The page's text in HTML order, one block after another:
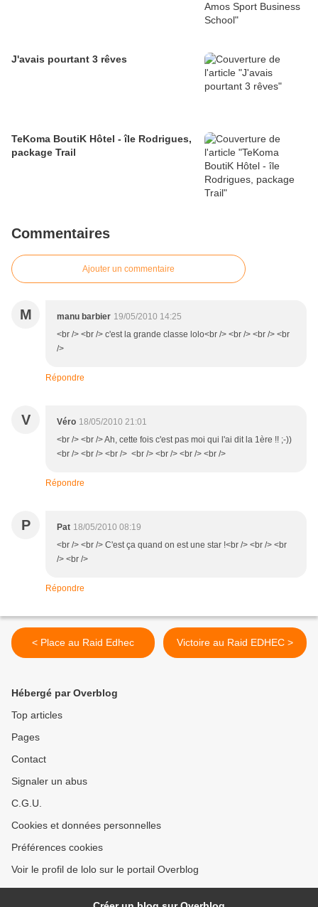
J'avais pourtant 3 rêves
TeKoma BoutiK Hôtel - île Rodrigues,
package Trail
Commentaires
Ajouter un commentaire
M manu barbier 19/05/2010 14:25
<br /> <br /> c'est la grande classe lolo<br /> <br /> <br /> <br
/>
Répondre
V Véro 18/05/2010 21:01
<br /> <br /> Ah, cette fois c'est pas moi qui l'ai dit la 1ère !! ;-))
<br /> <br /> <br /> <br /> <br /> <br /> <br />
Répondre
P Pat 18/05/2010 08:19
<br /> <br /> C'est ça quand on est une star !<br /> <br /> <br
/> <br />
Répondre
< Place au Raid Edhec Victoire au Raid EDHEC >
Hébergé par Overblog
Top articles
Pages
Contact
Signaler un abus
C.G.U.
Cookies et données personnelles
Préférences cookies
Voir le profil de lolo sur le portail Overblog